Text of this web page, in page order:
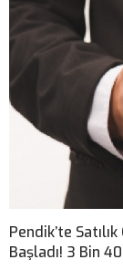
Pendik’te
Başladı! 3 Bin